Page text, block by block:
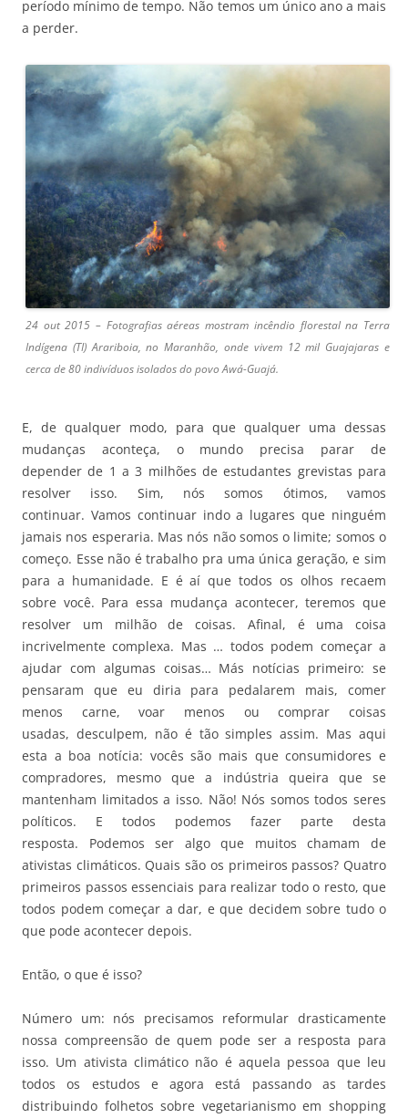
período mínimo de tempo. Não temos um único ano a mais
a perder.
24 out 2015 – Fotografias aéreas mostram incêndio florestal na Terra
Indígena (TI) Arariboia, no Maranhão, onde vivem 12 mil Guajajaras e
cerca de 80 indivíduos isolados do povo Awá-Guajá.
E, de qualquer modo, para que qualquer uma dessas
mudanças aconteça, o mundo precisa parar de
depender de 1 a 3 milhões de estudantes grevistas para
resolver isso. Sim, nós somos ótimos, vamos
continuar. Vamos continuar indo a lugares que ninguém
jamais nos esperaria. Mas nós não somos o limite; somos o
começo. Esse não é trabalho pra uma única geração, e sim
para a humanidade. E é aí que todos os olhos recaem
sobre você. Para essa mudança acontecer, teremos que
resolver um milhão de coisas. Afinal, é uma coisa
incrivelmente complexa. Mas … todos podem começar a
ajudar com algumas coisas… Más notícias primeiro: se
pensaram que eu diria para pedalarem mais, comer
menos carne, voar menos ou comprar coisas
usadas, desculpem, não é tão simples assim. Mas aqui
esta a boa notícia: vocês são mais que consumidores e
compradores, mesmo que a indústria queira que se
mantenham limitados a isso. Não! Nós somos todos seres
políticos. E todos podemos fazer parte desta
resposta. Podemos ser algo que muitos chamam de
ativistas climáticos. Quais são os primeiros passos? Quatro
primeiros passos essenciais para realizar todo o resto, que
todos podem começar a dar, e que decidem sobre tudo o
que pode acontecer depois.
Então, o que é isso?
Número um: nós precisamos reformular drasticamente
nossa compreensão de quem pode ser a resposta para
isso. Um ativista climático não é aquela pessoa que leu
todos os estudos e agora está passando as tardes
distribuindo folhetos sobre vegetarianismo em shopping